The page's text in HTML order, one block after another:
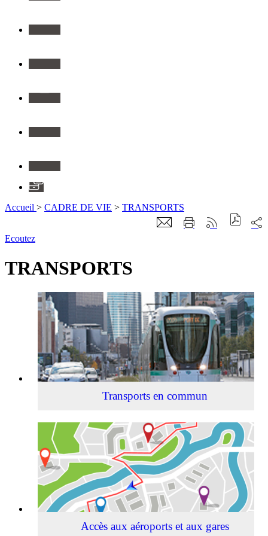
Accueil > CADRE DE VIE > TRANSPORTS
Ecoutez
TRANSPORTS
Transports
en
commun
Transports en commun
Accès
aéroports
et
aux
gares
Accès aux aéroports et aux gares